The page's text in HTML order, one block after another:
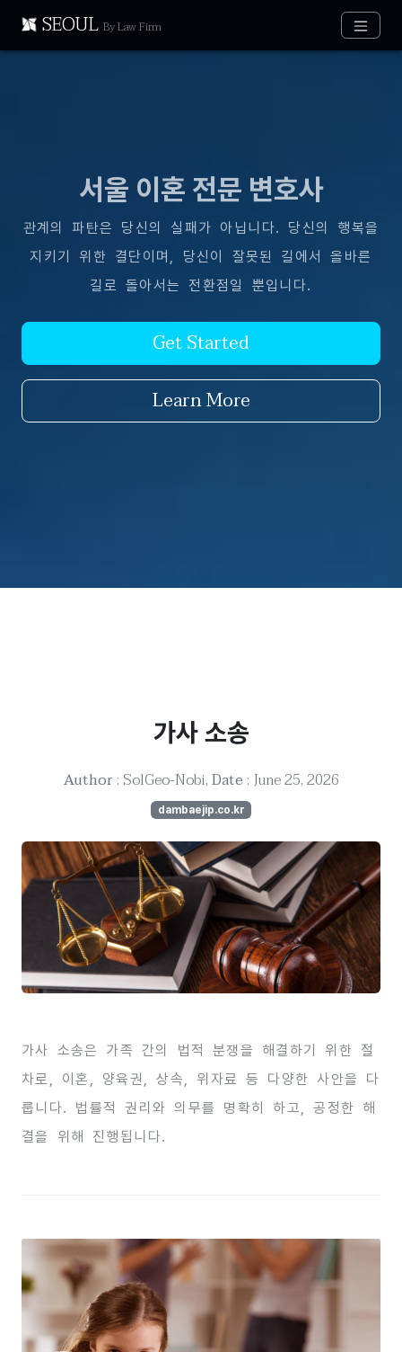
SEOUL By Law Firm
서울 이혼 전문 변호사
관계의 파탄은 당신의 실패가 아닙니다. 당신의 행복을
지키기 위한 결단이며, 당신이 잘못된 길에서 올바른
길로 돌아서는 전환점일 뿐입니다.
Get Started
Learn More
가사 소송
Author : SolGeo-Nobi,Date : June 25, 2026
dambaejip.co.kr
가사 소송은 가족 간의 법적 분쟁을 해결하기 위한 절
차로, 이혼, 양육권, 상속, 위자료 등 다양한 사안을 다
룹니다. 법률적 권리와 의무를 명확히 하고, 공정한 해
결을 위해 진행됩니다.